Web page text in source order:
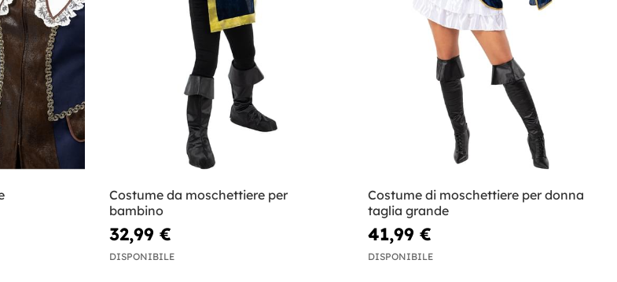
Costume da moschettiere per
bambino
32,99 €
DISPONIBILE
Costume di moschettiere per donna
taglia grande
41,99 €
DISPONIBILE